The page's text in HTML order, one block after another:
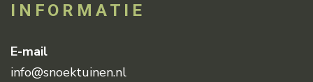
INFORMATIE
E-mail
info@snoektuinen.nl